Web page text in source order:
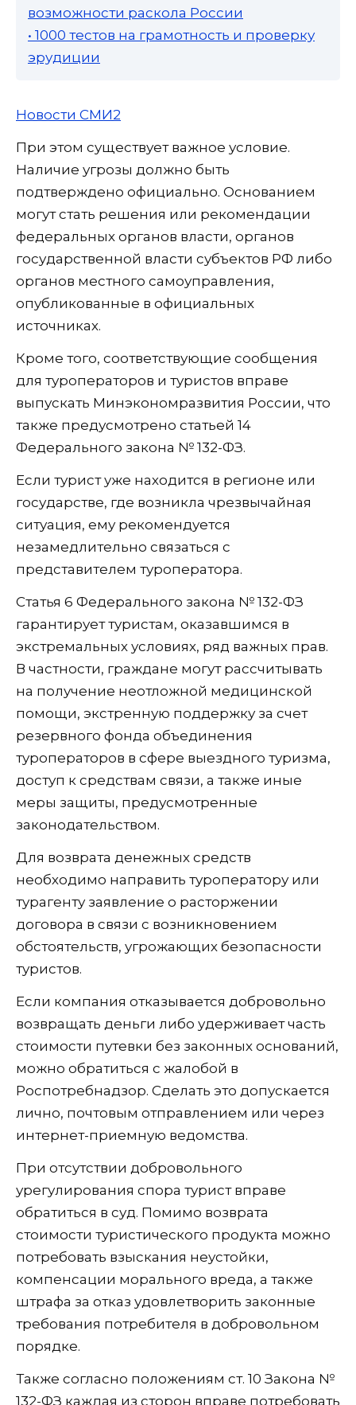
возможности раскола России
• 1000 тестов на грамотность и проверку
эрудиции
Новости СМИ2
При этом существует важное условие.
Наличие угрозы должно быть
подтверждено официально. Основанием
могут стать решения или рекомендации
федеральных органов власти, органов
государственной власти субъектов РФ либо
органов местного самоуправления,
опубликованные в официальных
источниках.
Кроме того, соответствующие сообщения
для туроператоров и туристов вправе
выпускать Минэкономразвития России, что
также предусмотрено статьей 14
Федерального закона № 132-ФЗ.
Если турист уже находится в регионе или
государстве, где возникла чрезвычайная
ситуация, ему рекомендуется
незамедлительно связаться с
представителем туроператора.
Статья 6 Федерального закона № 132-ФЗ
гарантирует туристам, оказавшимся в
экстремальных условиях, ряд важных прав.
В частности, граждане могут рассчитывать
на получение неотложной медицинской
помощи, экстренную поддержку за счет
резервного фонда объединения
туроператоров в сфере выездного туризма,
доступ к средствам связи, а также иные
меры защиты, предусмотренные
законодательством.
Для возврата денежных средств
необходимо направить туроператору или
турагенту заявление о расторжении
договора в связи с возникновением
обстоятельств, угрожающих безопасности
туристов.
Если компания отказывается добровольно
возвращать деньги либо удерживает часть
стоимости путевки без законных оснований,
можно обратиться с жалобой в
Роспотребнадзор. Сделать это допускается
лично, почтовым отправлением или через
интернет-приемную ведомства.
При отсутствии добровольного
урегулирования спора турист вправе
обратиться в суд. Помимо возврата
стоимости туристического продукта можно
потребовать взыскания неустойки,
компенсации морального вреда, а также
штрафа за отказ удовлетворить законные
требования потребителя в добровольном
порядке.
Также согласно положениям ст. 10 Закона №
132-ФЗ каждая из сторон вправе потребовать